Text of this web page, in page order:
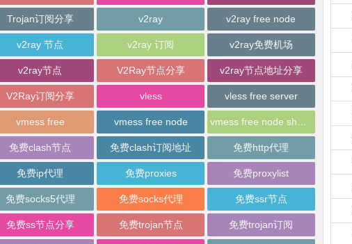
Trojan订阅分享 v2ray v2ray free node
v2ray 节点 v2ray 订阅 v2ray免费机场
v2ray节点 V2Ray节点分享 v2ray节点地址分享
V2Ray订阅分享 vless vless free server
vmess free vmess free node
免费clash节点 免费clash订阅地址 免费http代理
免费ip代理 免费proxies 免费proxylist
免费socks5代理 免费socks代理 免费ssr节点
免费ss节点分享 免费trojan节点 免费trojan订阅